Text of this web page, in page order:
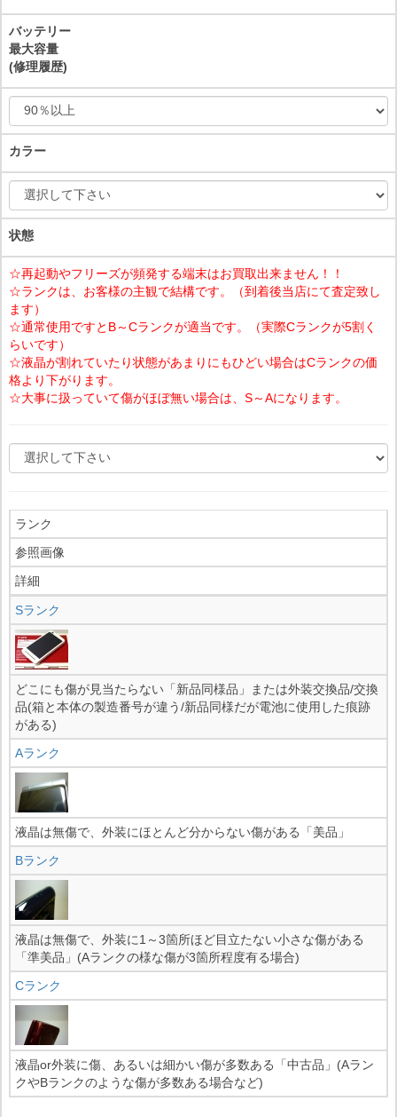
バッテリー
最大容量
(修理履歴)
カラー
状態
☆再起動やフリーズが頻発する端末はお買取出来ません！！
☆ランクは、お客様の主観で結構です。（到着後当店にて査定致し
ます）
☆通常使用ですとB～Cランクが適当です。（実際Cランクが5割く
らいです）
☆液晶が割れていたり状態があまりにもひどい場合はCランクの価
格より下がります。
☆大事に扱っていて傷がほぼ無い場合は、S～Aになります。
ランク
参照画像
詳細
Sランク
どこにも傷が見当たらない「新品同様品」または外装交換品/交換
品(箱と本体の製造番号が違う/新品同様だが電池に使用した痕跡
がある)
Aランク
液晶は無傷で、外装にほとんど分からない傷がある「美品」
Bランク
液晶は無傷で、外装に1～3箇所ほど目立たない小さな傷がある
「準美品」(Aランクの様な傷が3箇所程度有る場合)
Cランク
液晶or外装に傷、あるいは細かい傷が多数ある「中古品」(Aラン
クやBランクのような傷が多数ある場合など)